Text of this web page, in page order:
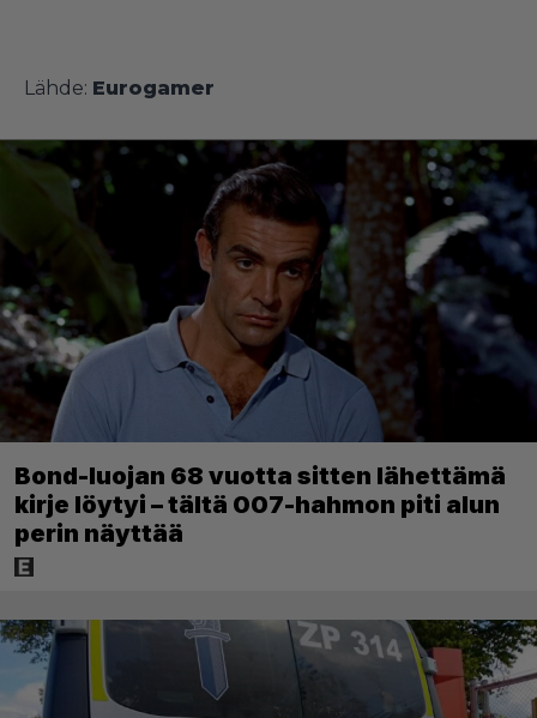
Lähde: Eurogamer
Bond-luojan 68 vuotta sitten lähettämä
kirje löytyi – tältä 007-hahmon piti alun
perin näyttää